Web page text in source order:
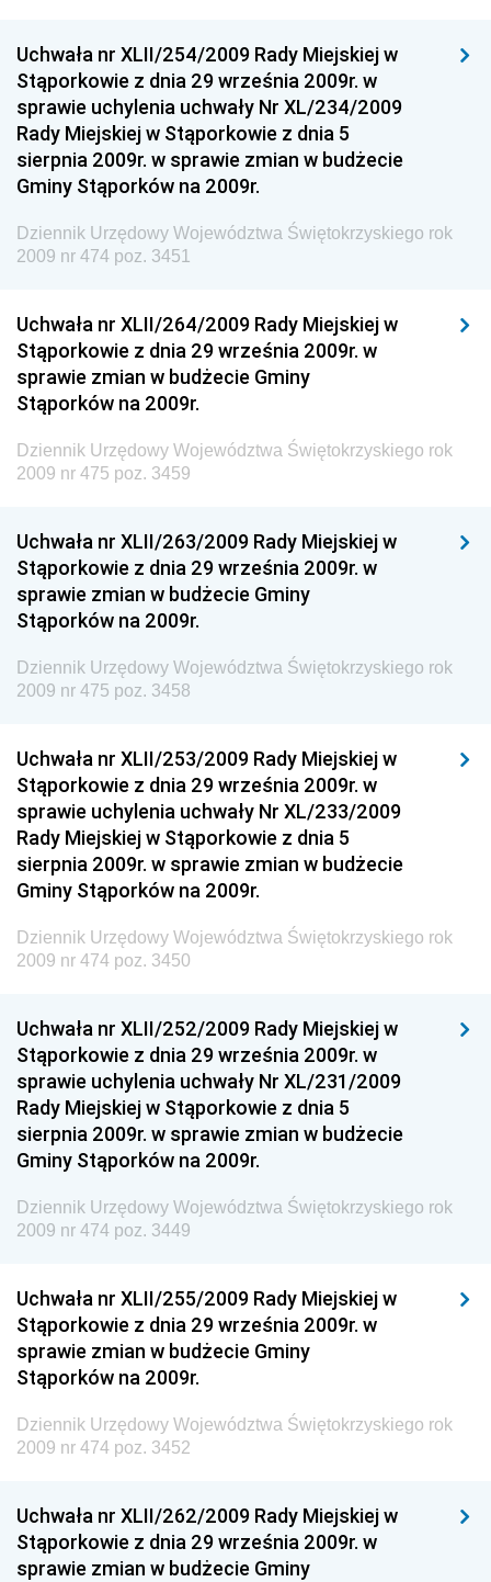
Dziennik Urzędowy Ministerstwa Przemysłu
Chemicznego i Lekkiego
Dziennik Urzędowy Ministerstwa Rolnictwa i
Gospodarki Żywnościowej
Społecznej
Dziennik Urzędowy Ministra Cyfryzacji
Dziennik Urzędowy Ministra Infrastruktury i
Budownictwa
Dziennik Urzędowy Ministra Gospodarki Morskiej i
Dziennik Urzędowy Ministra Energii
Dziennik Urzędowy Ministra Sprawiedliwości
Dziennik Urzędowy Ministra Rozwoju i Finansów
Dziennik Urzędowy Wyższego Urzędu Górniczego
Dziennik Urzędowy Prezesa Urzędu Transportu
Kolejowego
Technologii
Dziennik Urzędowy Ministra Inwestycji i Rozwoju
Dziennik Urzędowy Naczelnego Dyrektora Archiwów
Państwowych
Dziennik Urzędowy Ministra Finansów, Inwestycji i
Dziennik Urzędowy Ministra Klimatu
Dziennik Urzędowy Ministra Funduszy i Polityki
Regionalnej
Dziennik Urzędowy Ministra Aktywów Państwowych
Dziennik Urzędowy Ministra Zdrowia
Dziennik Urzędowy Ministra Środowiska i Głównego
Dziennik Urzędowy Ministra Klimatu i Środowiska
Narodowego i Sportu
Dziennik Urzędowy Ministra Finansów, Funduszy i
Polityki Regionalnej
Dziennik Urzędowy Ministra Rozwoju, Pracy i
Technologii
Dziennik Urzędowy Ministra Kultury, Dziedzictwa
Dziennik Urzędowy Ministra Rodziny i Polityki
Społecznej
Uchwała nr XLII/254/2009 Rady Miejskiej w
Stąporkowie z dnia 29 września 2009r. w
sprawie uchylenia uchwały Nr XL/234/2009
Rady Miejskiej w Stąporkowie z dnia 5
sierpnia 2009r. w sprawie zmian w budżecie
Gminy Stąporków na 2009r.
Dziennik Urzędowy Województwa Świętokrzyskiego rok
2009 nr 474 poz. 3451
Uchwała nr XLII/264/2009 Rady Miejskiej w
Stąporkowie z dnia 29 września 2009r. w
sprawie zmian w budżecie Gminy
Stąporków na 2009r.
Dziennik Urzędowy Województwa Świętokrzyskiego rok
2009 nr 475 poz. 3459
Uchwała nr XLII/263/2009 Rady Miejskiej w
Stąporkowie z dnia 29 września 2009r. w
sprawie zmian w budżecie Gminy
Stąporków na 2009r.
Dziennik Urzędowy Województwa Świętokrzyskiego rok
2009 nr 475 poz. 3458
Uchwała nr XLII/253/2009 Rady Miejskiej w
Stąporkowie z dnia 29 września 2009r. w
sprawie uchylenia uchwały Nr XL/233/2009
Rady Miejskiej w Stąporkowie z dnia 5
sierpnia 2009r. w sprawie zmian w budżecie
Gminy Stąporków na 2009r.
Dziennik Urzędowy Województwa Świętokrzyskiego rok
2009 nr 474 poz. 3450
Uchwała nr XLII/252/2009 Rady Miejskiej w
Stąporkowie z dnia 29 września 2009r. w
sprawie uchylenia uchwały Nr XL/231/2009
Rady Miejskiej w Stąporkowie z dnia 5
sierpnia 2009r. w sprawie zmian w budżecie
Gminy Stąporków na 2009r.
Dziennik Urzędowy Województwa Świętokrzyskiego rok
2009 nr 474 poz. 3449
Uchwała nr XLII/255/2009 Rady Miejskiej w
Stąporkowie z dnia 29 września 2009r. w
sprawie zmian w budżecie Gminy
Stąporków na 2009r.
Dziennik Urzędowy Województwa Świętokrzyskiego rok
2009 nr 474 poz. 3452
Uchwała nr XLII/262/2009 Rady Miejskiej w
Stąporkowie z dnia 29 września 2009r. w
sprawie zmian w budżecie Gminy